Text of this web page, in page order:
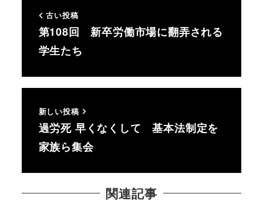
古い投稿
第108回 新卒労働市場に翻弄される
学生たち
新しい投稿
過労死 早くなくして 基本法制定を
家族ら集会
関連記事